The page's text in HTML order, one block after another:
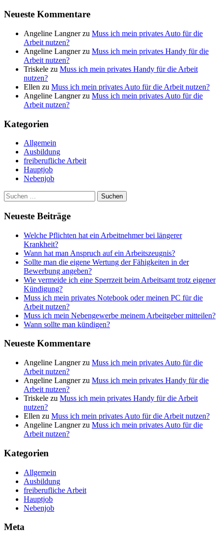
Neueste Kommentare
Angeline Langnerzu Muss ich mein privates Auto für die
Arbeit nutzen?
Angeline Langnerzu Muss ich mein privates Handy für die
Arbeit nutzen?
Triskele zu Muss ich mein privates Handy für die Arbeit
nutzen?
Ellen zu Muss ich mein privates Auto für die Arbeit nutzen?
Angeline Langnerzu Muss ich mein privates Auto für die
Arbeit nutzen?
Kategorien
Allgemein
Ausbildung
freiberufliche Arbeit
Hauptjob
Nebenjob
Suchen
nach:
Neueste Beiträge
Welche Pflichten hat ein Arbeitnehmer bei längerer
Krankheit?
Wann hat man Anspruch auf ein Arbeitszeugnis?
Sollte man die eigene Wertung der Fähigkeiten in der
Bewerbung angeben?
Wie vermeide ich eine Sperrzeit beim Arbeitsamt trotz eigener
Kündigung?
Muss ich mein privates Notebook oder meinen PC für die
Arbeit nutzen?
Muss ich mein Nebengewerbe meinem Arbeitgeber mitteilen?
Wann sollte man kündigen?
Neueste Kommentare
Angeline Langnerzu Muss ich mein privates Auto für die
Arbeit nutzen?
Angeline Langnerzu Muss ich mein privates Handy für die
Arbeit nutzen?
Triskele zu Muss ich mein privates Handy für die Arbeit
nutzen?
Ellen zu Muss ich mein privates Auto für die Arbeit nutzen?
Angeline Langnerzu Muss ich mein privates Auto für die
Arbeit nutzen?
Kategorien
Allgemein
Ausbildung
freiberufliche Arbeit
Hauptjob
Nebenjob
Meta